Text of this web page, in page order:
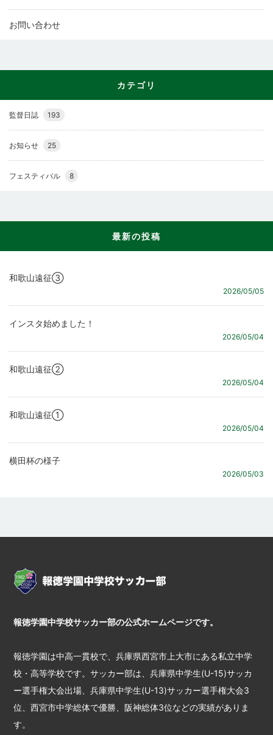
お問い合わせ
カテゴリ
監督日誌 193
お知らせ 25
フェスティバル 8
最新の投稿
和歌山遠征③
2026/05/05
インスタ始めました！
2026/05/04
和歌山遠征②
2026/05/04
和歌山遠征①
2026/05/04
横田杯の様子
2026/05/03
報徳学園中学校サッカー部の公式ホームページです。
報徳学園は中高一貫校で、兵庫県西宮市上大市にある私立中学
校・高等学校です。サッカー部は、兵庫県中学生(U-15)サッカ
ー選手権大会出場、兵庫県中学生(U-13)サッカー選手権大会3
位、西宮市中学総体で優勝、阪神総体3位などの実績がありま
す。